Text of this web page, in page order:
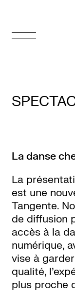
Appuyez-
Billetterie
Médiation
culturelle
Ressources
propos
La danse
La
est une
Tangente.
de diffusion
accès à la
numérique,
vise à
qualité,
plus proche